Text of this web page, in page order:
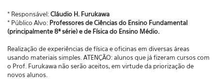
* Responsável:Cláudio H. Furukawa
* Público Alvo: Professores de Ciências do Ensino Fundamental
(principalmente 8ª série) e de Física do Ensino Médio.
Realização de experiências de física e oficinas em diversas áreas
usando materiais simples. ATENÇÃO: alunos que já fizeram cursos com
o Prof. Furukawa não serão aceitos, em virtude da priorização de
novos alunos.